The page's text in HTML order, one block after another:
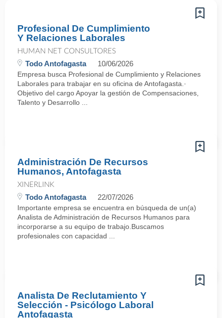
Profesional De Cumplimiento
Y Relaciones Laborales
HUMAN NET CONSULTORES
Todo Antofagasta 10/06/2026
Empresa busca Profesional de Cumplimiento y Relaciones
Laborales para trabajar en su oficina de Antofagasta.·
Objetivo del cargo Apoyar la gestión de Compensaciones,
Talento y Desarrollo ...
Administración De Recursos
Humanos, Antofagasta
XINERLINK
Todo Antofagasta 22/07/2026
Importante empresa se encuentra en búsqueda de un(a)
Analista de Administración de Recursos Humanos para
incorporarse a su equipo de trabajo.Buscamos
profesionales con capacidad ...
Analista De Reclutamiento Y
Selección - Psicólogo Laboral
Antofagasta